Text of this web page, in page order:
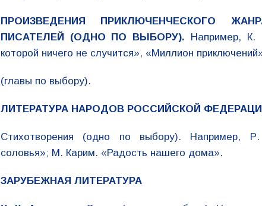
ПРОИЗВЕДЕНИЯ ПРИКЛЮЧЕНЧЕСКОГО
ПИСАТЕЛЕЙ (ОДНО ПО ВЫБОРУ). Например, К.
которой ничего не случится», «Миллион
(главы по выбору).
ЛИТЕРАТУРА НАРОДОВ РОССИЙСКОЙ
Стихотворения (одно по выбору). Например,
соловья»; М. Карим. «Радость нашего дома».
ЗАРУБЕЖНАЯ ЛИТЕРАТУРА